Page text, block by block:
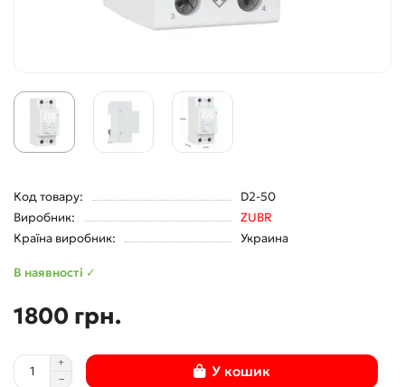
Код товару:
D2-50
Виробник:
ZUBR
Країна виробник:
Украина
В наявності ✓
1800 грн.
У кошик